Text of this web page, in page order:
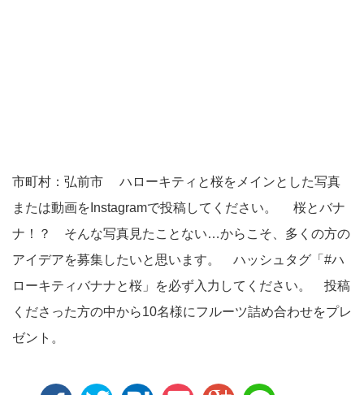
市町村：弘前市 ハローキティと桜をメインとした写真
または動画をInstagramで投稿してください。 桜とバナ
ナ！？ そんな写真見たことない…からこそ、多くの方の
アイデアを募集したいと思います。 ハッシュタグ「#ハ
ローキティバナナと桜」を必ず入力してください。 投稿
くださった方の中から10名様にフルーツ詰め合わせをプレ
ゼント。